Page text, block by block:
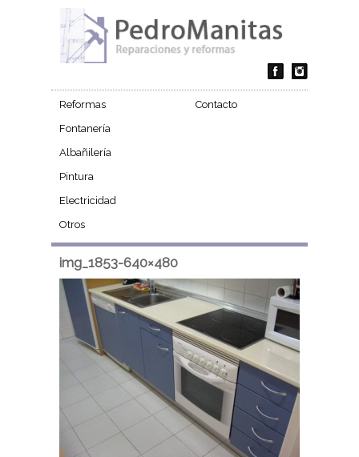
Reformas
Fontanería
Albañilería
Pintura
Electricidad
Otros
Contacto
img_1853-640×480